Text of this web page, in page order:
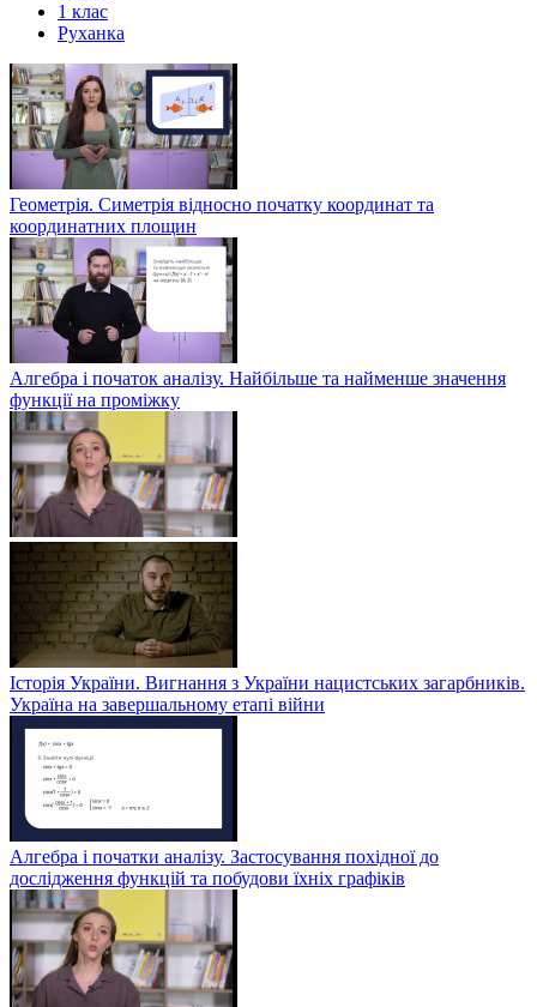
1 клас
Руханка
Геометрія. Симетрія відносно початку координат та
координатних площин
Алгебра і початок аналізу. Найбільше та найменше значення
функції на проміжку
Історія України. Вигнання з України нацистських загарбників.
Україна на завершальному етапі війни
Алгебра і початки аналізу. Застосування похідної до
дослідження функцій та побудови їхніх графіків